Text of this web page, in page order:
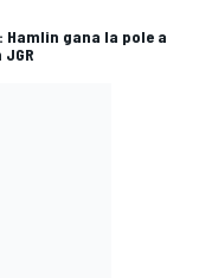
Hamlin gana la pole a